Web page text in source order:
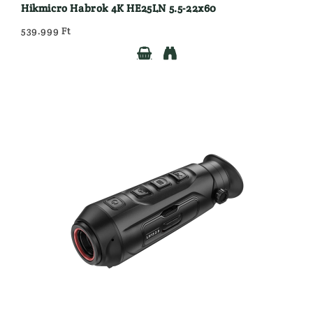
Hikmicro Habrok 4K HE25LN 5.5-22x60
539.999 Ft

